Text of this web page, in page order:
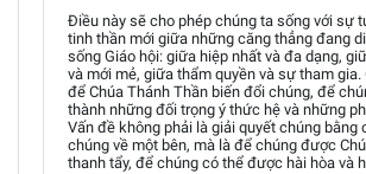
Điều này sẽ cho phép chúng ta sống với sự
tinh thần mới giữa những căng thẳng đang
sống Giáo hội: giữa hiệp nhất và đa dạng,
và mới mẻ, giữa thẩm quyền và sự tham gia.
để Chúa Thánh Thần biến đổi chúng, để
thành những đối trọng ý thức hệ và những
Vấn đề không phải là giải quyết chúng bằng
chúng về một bên, mà là để chúng được
thanh tẩy, để chúng có thể được hài hòa và